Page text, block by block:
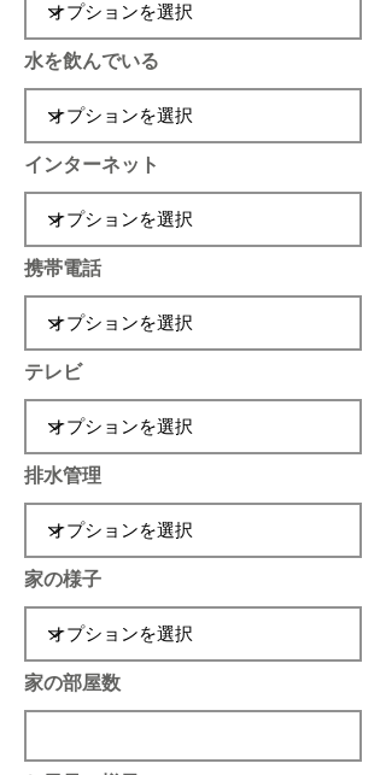
水を飲んでいる
インターネット
携帯電話
テレビ
排水管理
家の様子
家の部屋数